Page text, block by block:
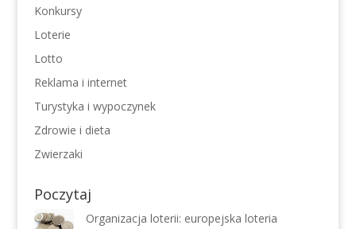
Konkursy
Loterie
Lotto
Reklama i internet
Turystyka i wypoczynek
Zdrowie i dieta
Zwierzaki
Poczytaj
Organizacja loterii: europejska loteria